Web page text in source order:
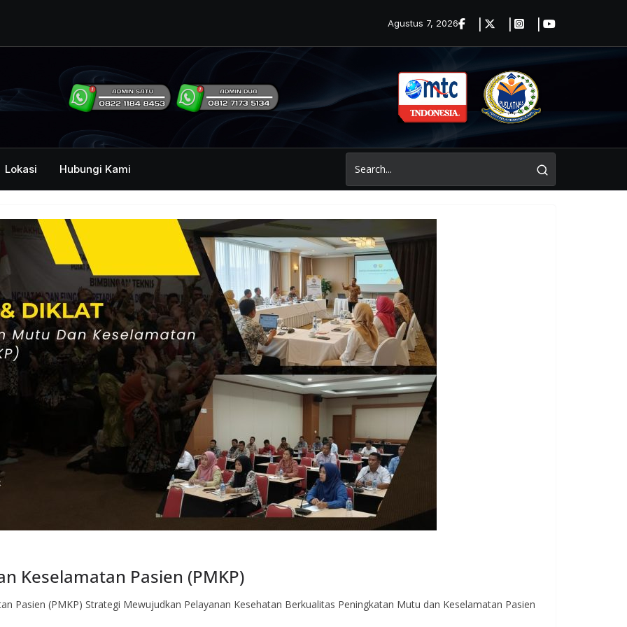
Acara
dan Kehumasan
Agustus 7, 2026
Lokasi Hubungi Kami
Keselamatan Pasien (PMKP)
Pasien (PMKP) Strategi Mewujudkan Pelayanan Kesehatan Berkualitas Peningkatan Mutu dan Keselamatan Pasien